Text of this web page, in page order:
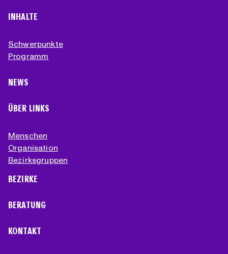
INHALTE
Schwerpunkte
Programm
NEWS
ÜBER LINKS
Menschen
Organisation
Bezirksgruppen
BEZIRKE
BERATUNG
KONTAKT